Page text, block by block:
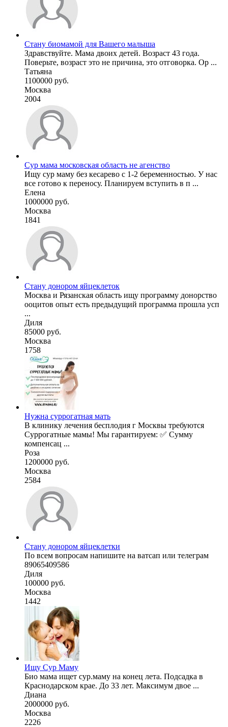
Стану биомамой для Вашего малыша
Здравствуйте. Мама двоих детей. Возраст 43 года.
Поверьте, возраст это не причина, это отговорка. Ор ...
Татьяна
1100000 руб.
Москва
2004
Cур мама московская область не агенство
Ищу сур маму без кесарево с 1-2 беременностью. У нас
все готово к переносу. Планируем вступить в п ...
Елена
1000000 руб.
Москва
1841
Стану донором яйцеклеток
Москва и Рязанская область ищу программу донорство
ооцитов опыт есть предыдущий программа прошла усп
...
Диля
85000 руб.
Москва
1758
Нужна суррогатная мать
В клинику лечения бесплодия г Москвы требуются
Суррогатные мамы! Мы гарантируем: ✅ Сумму
компенсац ...
Роза
1200000 руб.
Москва
2584
Стану донором яйцеклетки
По всем вопросам напишите на ватсап или телеграм
89065409586
Диля
100000 руб.
Москва
1442
Ищу Сур Маму
Био мама ищет сур.маму на конец лета. Подсадка в
Краснодарском крае. До 33 лет. Максимум двое ...
Диана
2000000 руб.
Москва
2226